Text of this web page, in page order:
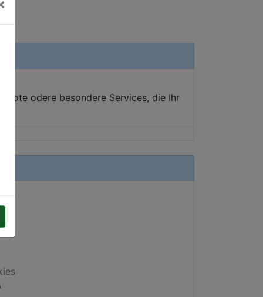
odere besondere Services, die Ihr